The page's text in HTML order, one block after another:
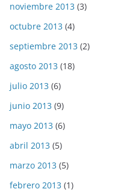
noviembre 2013 (3)
octubre 2013 (4)
septiembre 2013 (2)
agosto 2013 (18)
julio 2013 (6)
junio 2013 (9)
mayo 2013 (6)
abril 2013 (5)
marzo 2013 (5)
febrero 2013 (1)